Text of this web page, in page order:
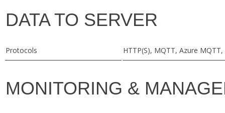
DATA TO SERVER
Protocols HTTP(S), MQTT, Azure MQTT,
MONITORING &